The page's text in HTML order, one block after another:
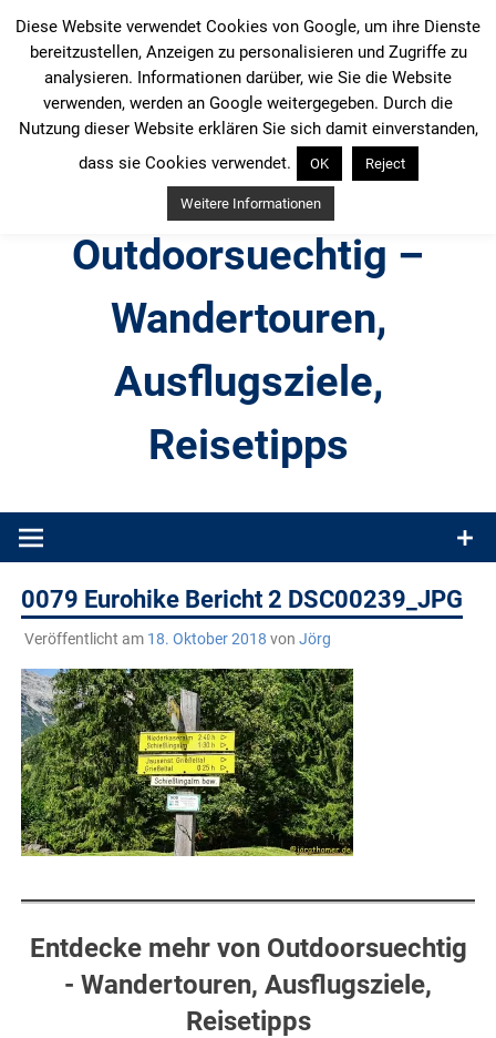
Inhalt
springen
Outdoorsuechtig –
Wandertouren,
Ausflugsziele,
Reisetipps
Produkttests und Buchrezensionen. Ein Blog für alle, die gern
0079 Eurohike Bericht 2 DSC00239_JPG
Veröffentlicht am 18. Oktober 2018 von Jörg
Entdecke mehr von Outdoorsuechtig
- Wandertouren, Ausflugsziele,
Reisetipps
Diese Website verwendet Cookies von Google, um ihre Dienste
bereitzustellen, Anzeigen zu personalisieren und Zugriffe zu
analysieren. Informationen darüber, wie Sie die Website
verwenden, werden an Google weitergegeben. Durch die
Nutzung dieser Website erklären Sie sich damit einverstanden,
dass sie Cookies verwendet.
OK Reject
Weitere Informationen